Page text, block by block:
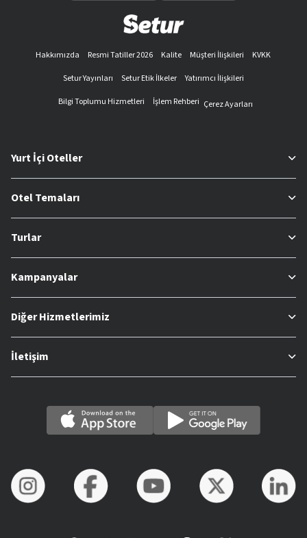
Hakkımızda Resmi Tatiller 2026 Kalite Müşteri İlişkileri
KVKK
Setur Yayınları
Setur Etik İlkeler
Yatırımcı İlişkileri
Bilgi Toplumu Hizmetleri
İşlem Rehberi Çerez Ayarları
Yurt İçi Oteller
Otel Temaları
Turlar
Kampanyalar
Diğer Hizmetlerimiz
İletişim